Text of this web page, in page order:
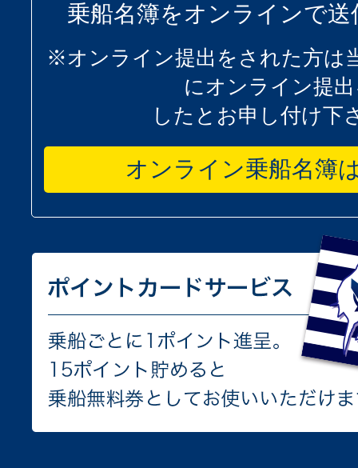
乗船名簿をオンラインで
※オンライン提出をされた方は
にオンライン提
したとお申し付け下
オンライン乗船名簿